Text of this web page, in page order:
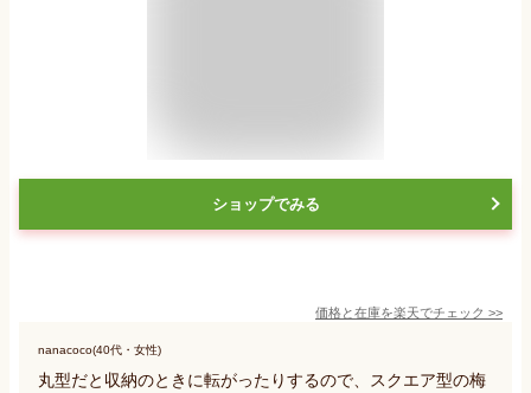
ショップでみる
価格と在庫を楽天でチェック >>
nanacoco(40代・女性)
丸型だと収納のときに転がったりするので、スクエア型の梅